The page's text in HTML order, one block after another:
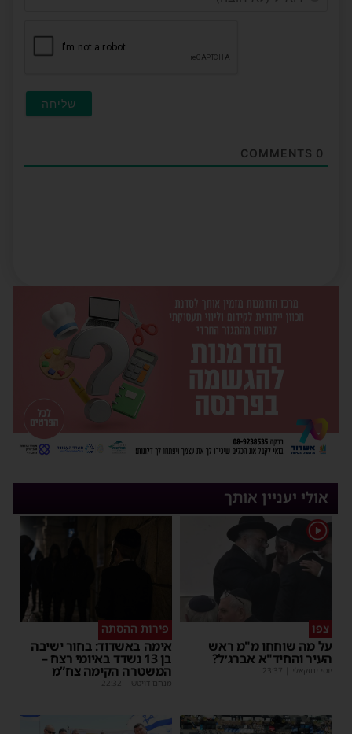
אולי יעניין אותך
על מה שוחחו מ"מ ראש
העיר והחיד"א אברג׳ל?
יוסי יחזקאלי |
23:37
פירות ההסתה
אימה באשדוד: בחור ישיבה
בן 13 נשדד באיומי רצח –
המשטרה הקימה צח”מ
מנחם דויטש |
22:32